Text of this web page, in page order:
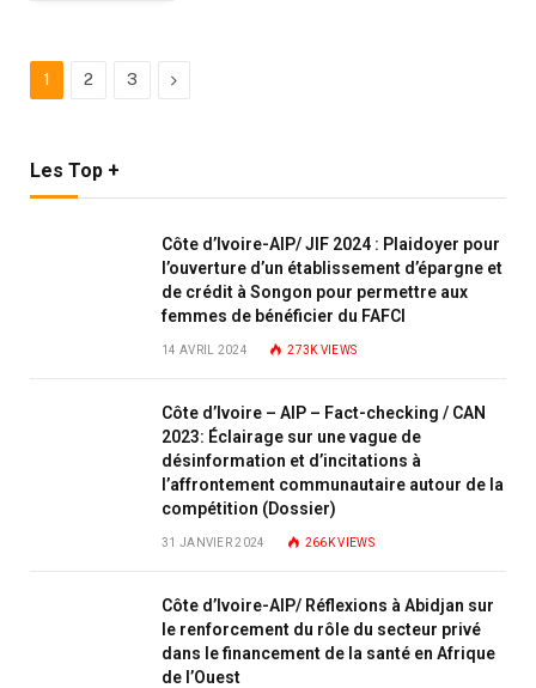
1 2 3 Next
Les Top +
Côte d’Ivoire-AIP/ JIF 2024 : Plaidoyer pour
l’ouverture d’un établissement d’épargne et
de crédit à Songon pour permettre aux
femmes de bénéficier du FAFCI
14 AVRIL 2024 273K VIEWS
Côte d’Ivoire – AIP – Fact-checking / CAN
2023: Éclairage sur une vague de
désinformation et d’incitations à
l’affrontement communautaire autour de la
compétition (Dossier)
31 JANVIER 2024 266KVIEWS
Côte d’Ivoire-AIP/ Réflexions à Abidjan sur
le renforcement du rôle du secteur privé
dans le financement de la santé en Afrique
de l’Ouest